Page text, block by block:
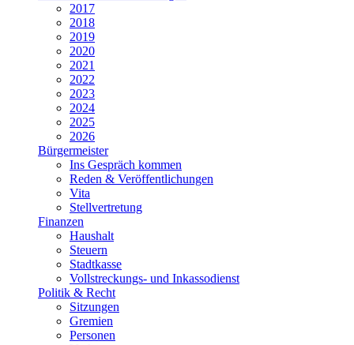
2017
2018
2019
2020
2021
2022
2023
2024
2025
2026
Bürgermeister
Ins Gespräch kommen
Reden & Veröffentlichungen
Vita
Stellvertretung
Finanzen
Haushalt
Steuern
Stadtkasse
Vollstreckungs- und Inkassodienst
Politik & Recht
Sitzungen
Gremien
Personen